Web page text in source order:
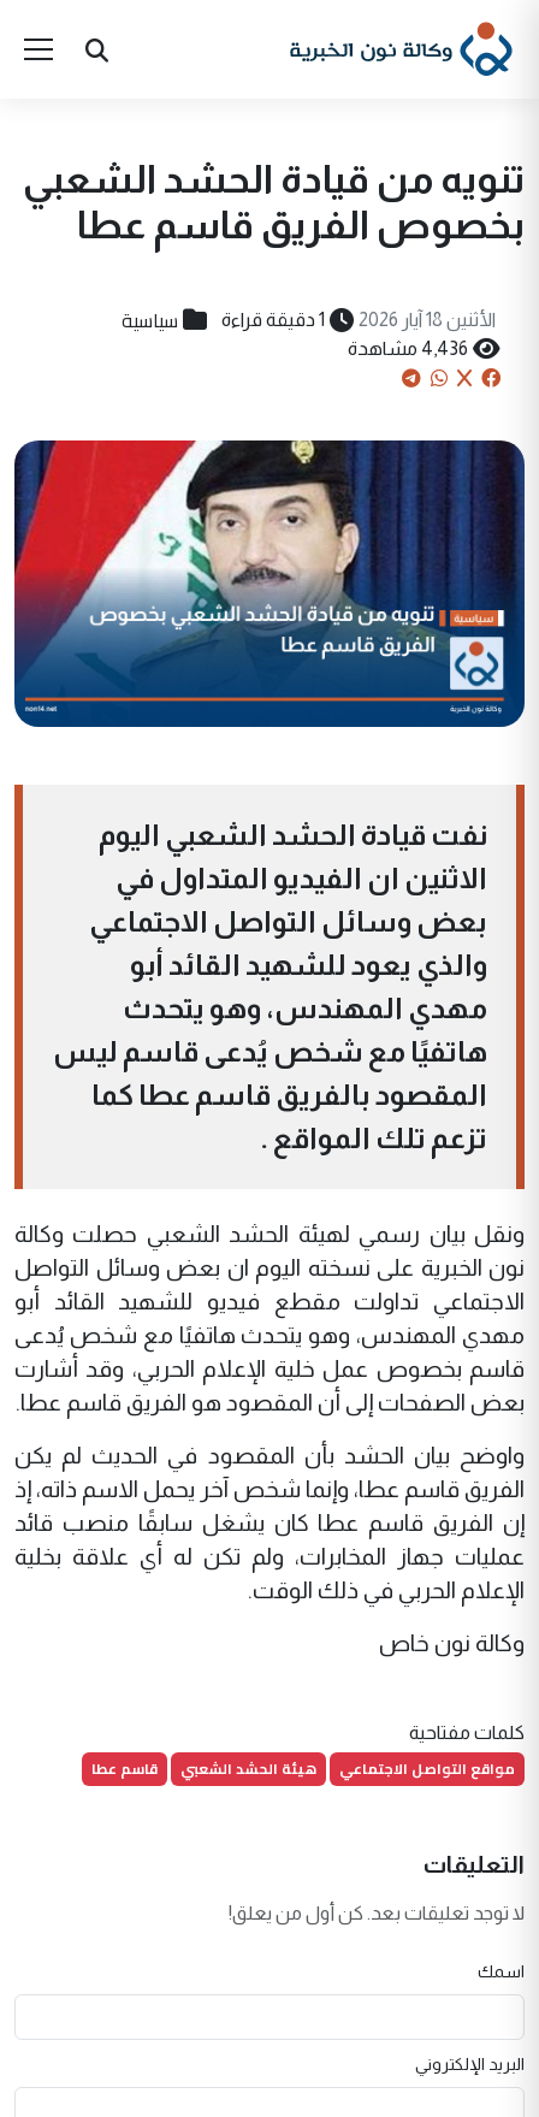
تنويه من قيادة الحشد الشعبي
بخصوص الفريق قاسم عطا
الأثنين 18 آيار 2026 1 دقيقة قراءة سياسية
4,436 مشاهدة
نفت قيادة الحشد الشعبي اليوم
الاثنين ان الفيديو المتداول في
بعض وسائل التواصل الاجتماعي
والذي يعود للشهيد القائد أبو
مهدي المهندس، وهو يتحدث
هاتفيًا مع شخص يُدعى قاسم ليس
المقصود بالفريق قاسم عطا كما
تزعم تلك المواقع .
ونقل بيان رسمي لهيئة الحشد الشعبي حصلت وكالة
نون الخبرية على نسخته اليوم ان بعض وسائل التواصل
الاجتماعي تداولت مقطع فيديو للشهيد القائد أبو
مهدي المهندس، وهو يتحدث هاتفيًا مع شخص يُدعى
قاسم بخصوص عمل خلية الإعلام الحربي، وقد أشارت
بعض الصفحات إلى أن المقصود هو الفريق قاسم عطا.
واوضح بيان الحشد بأن المقصود في الحديث لم يكن
الفريق قاسم عطا، وإنما شخص آخر يحمل الاسم ذاته، إذ
إن الفريق قاسم عطا كان يشغل سابقًا منصب قائد
عمليات جهاز المخابرات، ولم تكن له أي علاقة بخلية
الإعلام الحربي في ذلك الوقت.
وكالة نون خاص
كلمات مفتاحية
مواقع التواصل الاجتماعي هيئة الحشد الشعبي قاسم عطا
التعليقات
لا توجد تعليقات بعد. كن أول من يعلق!
اسمك
البريد الإلكتروني